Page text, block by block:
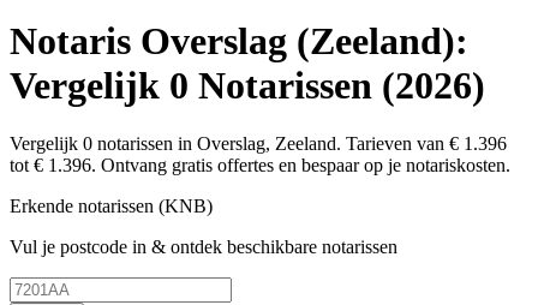
Notaris Overslag (Zeeland):
Vergelijk 0 Notarissen (2026)
Vergelijk 0 notarissen in Overslag, Zeeland. Tarieven van € 1.396
tot € 1.396. Ontvang gratis offertes en bespaar op je notariskosten.
Erkende notarissen (KNB)
Vul je postcode in & ontdek beschikbare notarissen